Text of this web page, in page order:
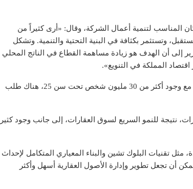
لتنمية أعمال الشركة، وقال: «أرى كثيراً من
وتستثمر بكثافة في البنية التحتية والتنمية. وتشكل
إلى أن الهدف هو زيادة مساهمة القطاع في الناتج المحلي
وتطرق إلى أن الشباب في السعودية محرك رئيسي للنمو، مع وجود أكثر من 30 مليون شخص تحت سن 25، هناك طلب
نتيجة للنمو السريع لسوق العقارات، إلى جانب وجود كثير
تقنيات البلوك تشين والبناء المعياري المتكامل لإحداث
أن تجعل تطوير وإدارة الأصول العقارية أسهل وأكثر